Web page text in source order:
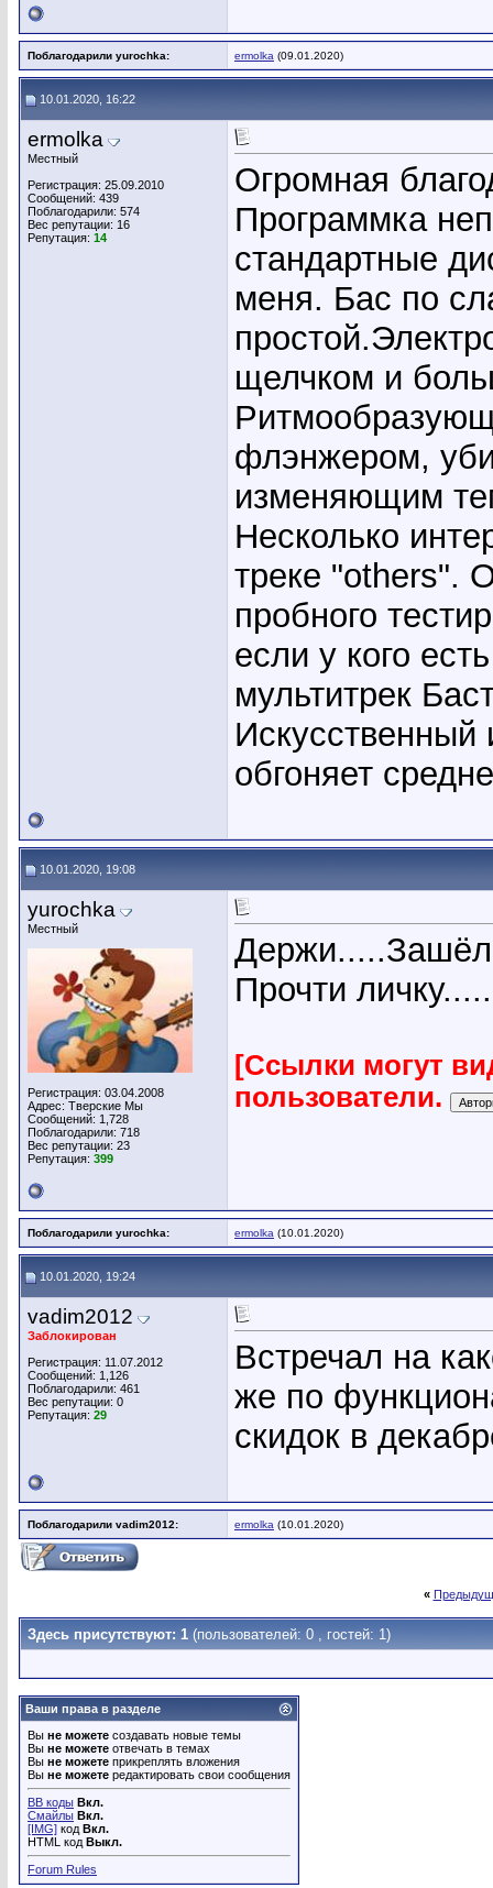
Поблагодарили yurochka: ermolka (09.01.2020)
10.01.2020, 16:22
ermolka
Местный
Регистрация: 25.09.2010
Сообщений: 439
Поблагодарили: 574
Вес репутации: 16
Репутация: 14
Огромная
Программка
стандартные
меня. Бас по
щелчком и
флэнжером,
изменяющим
Несколько
треке "others".
пробного
если у кого
мультитрек
Искусственный
обгоняет
10.01.2020, 19:08
yurochka
Местный
Регистрация: 03.04.2008
Адрес: Тверские Мы
Сообщений: 1,728
Поблагодарили: 718
Вес репутации: 23
Репутация: 399
Держи.....Зашёл
Прочти личку.....
[Ссылки могут
пользователи.
Поблагодарили yurochka: ermolka (10.01.2020)
10.01.2020, 19:24
vadim2012
Заблокирован
Регистрация: 11.07.2012
Сообщений: 1,126
Поблагодарили: 461
Вес репутации: 0
Репутация: 29
Встречал на
же по
скидок в
Поблагодарили vadim2012: ermolka (10.01.2020)
«
Здесь присутствуют: 1 (пользователей: 0 , гостей: 1)
Ваши права в разделе
Вы не можете создавать новые темы
Вы не можете отвечать в темах
Вы не можете прикреплять вложения
Вы не можете редактировать свои сообщения
BB коды Вкл.
Смайлы Вкл.
[IMG] код Вкл.
HTML код Выкл.
Forum Rules